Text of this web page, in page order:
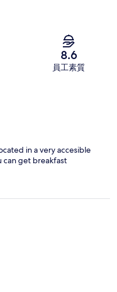
8.6
員工素質
in a very accesible
can get breakfast